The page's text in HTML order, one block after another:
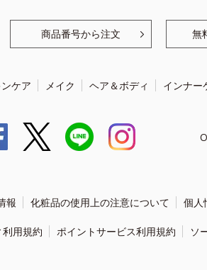
商品番号から注文 無
ケア メイク ヘア＆ボディ インナー
報 化粧品の使用上の注意について 個人
用規約 ポイントサービス利用規約 ソ